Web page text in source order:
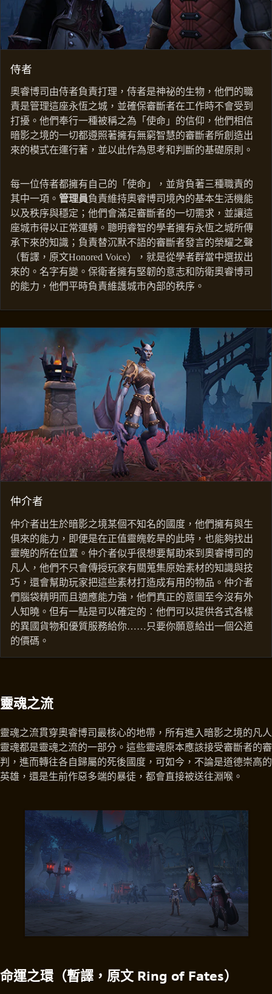
侍者
奧睿博司由侍者負責打理，侍者是神祕的生物，他們的職
責是管理這座永恆之城，並確保審斷者在工作時不會受到
打擾。他們奉行一種被稱之為「使命」的信仰，他們相信
暗影之境的一切都遵照著擁有無窮智慧的審斷者所創造出
來的模式在運行著，並以此作為思考和判斷的基礎原則。
每一位侍者都擁有自己的「使命」，並背負著三種職責的
其中一項。 管理員負責維持奧睿博司境內的基本生活機能
以及秩序與穩定；他們會滿足審斷者的一切需求，並讓這
座城市得以正常運轉。聰明睿智的學者擁有永恆之城所傳
承下來的知識；負責替沉默不語的審斷者發言的榮耀之聲
（暫譯，原文Honored Voice），就是從學者群當中選拔出
來的。名字有變。保衛者擁有堅韌的意志和防衛奧睿博司
的能力，他們平時負責維護城市內部的秩序。
仲介者
仲介者出生於暗影之境某個不知名的國度，他們擁有與生
俱來的能力，即便是在正值靈魄乾旱的此時，也能夠找出
靈魄的所在位置。仲介者似乎很想要幫助來到奧睿博司的
凡人，他們不只會傳授玩家有關蒐集原始素材的知識與技
巧，還會幫助玩家把這些素材打造成有用的物品。仲介者
們腦袋精明而且適應能力強，他們真正的意圖至今沒有外
人知曉。但有一點是可以確定的：他們可以提供各式各樣
的異國貨物和優質服務給你……只要你願意給出一個公道
的價碼。
靈魂之流
靈魂之流貫穿奧睿博司最核心的地帶，所有進入暗影之境的凡人
靈魂都是靈魂之流的一部分。這些靈魂原本應該接受審斷者的審
判，進而轉往各自歸屬的死後國度，可如今，不論是道德崇高的
英雄，還是生前作惡多端的暴徒，都會直接被送往淵喉。
命運之環（暫譯，原文 Ring of Fates）